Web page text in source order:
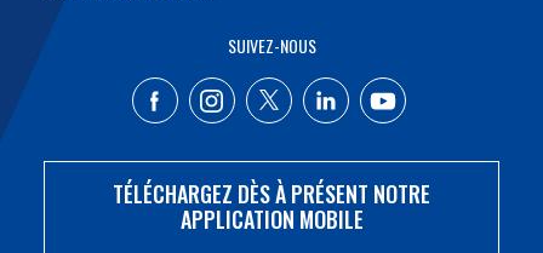
SUIVEZ-NOUS
TÉLÉCHARGEZ DÈS À PRÉSENT NOTRE
APPLICATION MOBILE